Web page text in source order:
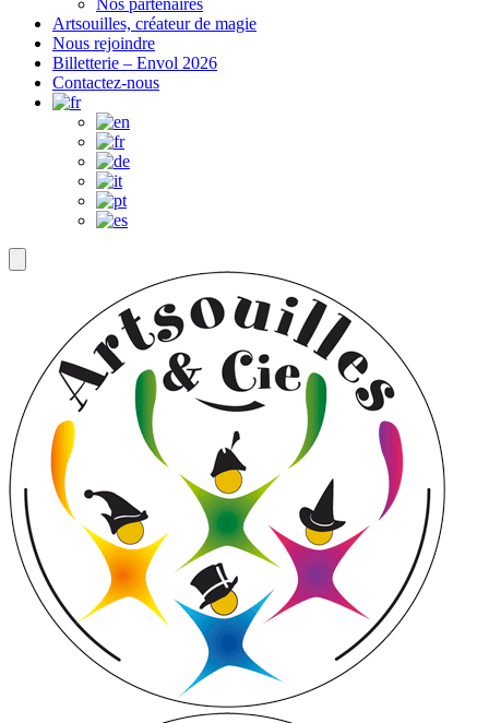
Nos partenaires
Artsouilles, créateur de magie
Nous rejoindre
Billetterie – Envol 2026
Contactez-nous